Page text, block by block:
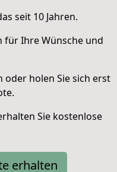
seit 10 Jahren.
für Ihre Wünsche und
oder holen Sie sich erst
Sie kostenlose
erhalten